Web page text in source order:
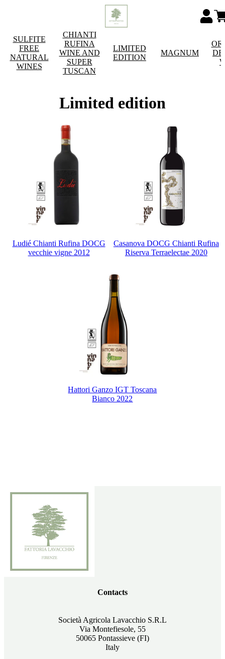
SULFITE
FREE
NATURAL
WINES
CHIANTI
RUFINA
WINE AND
SUPER
TUSCAN
LIMITED
EDITION
MAGNUM
Limited edition
Ludié Chianti Rufina DOCG
vecchie vigne 2012
Casanova DOCG Chianti Rufina
Riserva Terraelectae 2020
Hattori Ganzo IGT Toscana
Bianco 2022
Contacts
Società Agricola Lavacchio S.R.L
Via Montefiesole, 55
50065 Pontassieve (FI)
Italy